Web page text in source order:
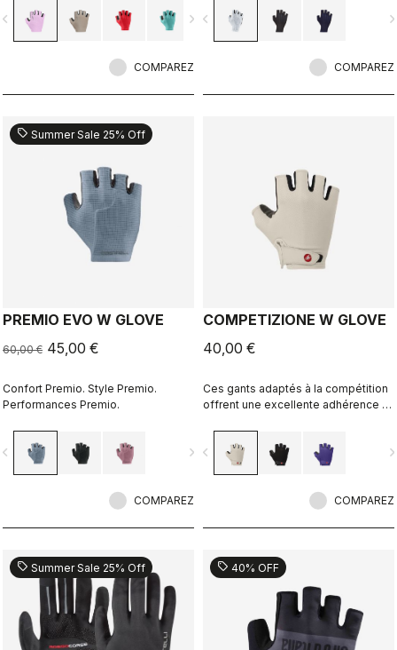
navigate_next
COMPAREZ
navigate_before
COMPAREZ
sell Summer Sale 25% Off
PREMIO EVO W GLOVE
60,00 € 45,00 €
Confort Premio. Style Premio.
Performances Premio.
navigate_next
COMPAREZ
COMPETIZIONE W GLOVE
40,00 €
Ces gants adaptés à la compétition
offrent une excellente adhérence et
navigate_before
COMPAREZ
sell Summer Sale 25% Off sell 40% OFF